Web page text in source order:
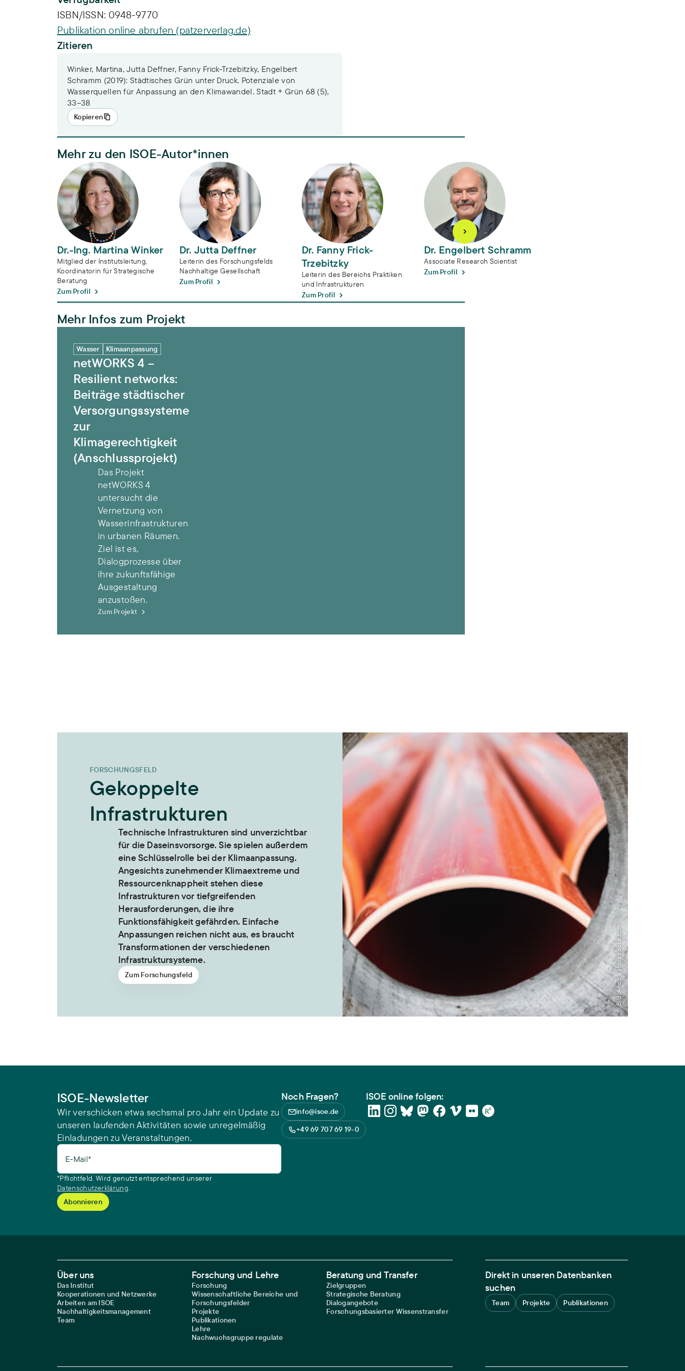
ISBN/ISSN: 0948-9770
Publikation online abrufen (patzerverlag.de)
Zitieren
Winker, Martina, Jutta Deffner, Fanny Frick-Trzebitzky, Engelbert
Schramm (2019): Städtisches Grün unter Druck. Potenziale von
Wasserquellen für Anpassung an den Klimawandel. Stadt + Grün 68 (5),
33–38
Kopieren
Mehr zu den ISOE-Autor*innen
Dr.-Ing. Martina Winker
Dr.-Ing. Martina Winker
Mitglied der Institutsleitung,
Koordinatorin für Strategische
Beratung
Zum Profil
Dr. Jutta Deffner
Dr. Jutta Deffner
Leiterin des Forschungsfelds
Nachhaltige Gesellschaft
Zum Profil
Dr. Fanny Frick-Trzebitzky
Dr. Fanny Frick-
Trzebitzky
Leiterin des Bereichs Praktiken
und Infrastrukturen
Zum Profil
Dr. Engelbert Schramm
Dr. Engelbert Schramm
Associate Research Scientist
Zum Profil
Mehr Infos zum Projekt
Wasser Klimaanpassung
netWORKS 4 –
Resilient networks:
Beiträge städtischer
Versorgungssysteme
zur
Klimagerechtigkeit
(Anschlussprojekt)
Das Projekt
netWORKS 4
untersucht die
Vernetzung von
Wasserinfrastrukturen
in urbanen Räumen.
Ziel ist es,
Dialogprozesse über
ihre zukunftsfähige
Ausgestaltung
anzustoßen.
Zum Projekt
FORSCHUNGSFELD
Gekoppelte
Infrastrukturen
Technische Infrastrukturen sind unverzichtbar
für die Daseinsvorsorge. Sie spielen außerdem
eine Schlüsselrolle bei der Klimaanpassung.
Angesichts zunehmender Klimaextreme und
Ressourcenknappheit stehen diese
Infrastrukturen vor tiefgreifenden
Herausforderungen, die ihre
Funktionsfähigkeit gefährden. Einfache
Anpassungen reichen nicht aus, es braucht
Transformationen der verschiedenen
Infrastruktursysteme.
Zum Forschungsfeld Bild: Anoo – stock.adobe.com
ISOE-Newsletter
Wir verschicken etwa sechsmal pro Jahr ein Update zu
unseren laufenden Aktivitäten sowie unregelmäßig
Einladungen zu Veranstaltungen.
E-Mail*
*Pflichtfeld. Wird genutzt entsprechend unserer
Datenschutzerklärung.
Noch Fragen?
info@isoe.de
+49 69 707 69 19-0
ISOE online folgen:
Footer Main Navigation
Über uns
Das Institut
Kooperationen und Netzwerke
Arbeiten am ISOE
Nachhaltigkeitsmanagement
Team
Forschung und Lehre
Forschung
Wissenschaftliche Bereiche und
Forschungsfelder
Projekte
Publikationen
Lehre
Nachwuchsgruppe regulate
Beratung und Transfer
Zielgruppen
Strategische Beratung
Dialogangebote
Forschungsbasierter Wissenstransfer
Direkt in unseren Datenbanken
suchen
Team Projekte Publikationen